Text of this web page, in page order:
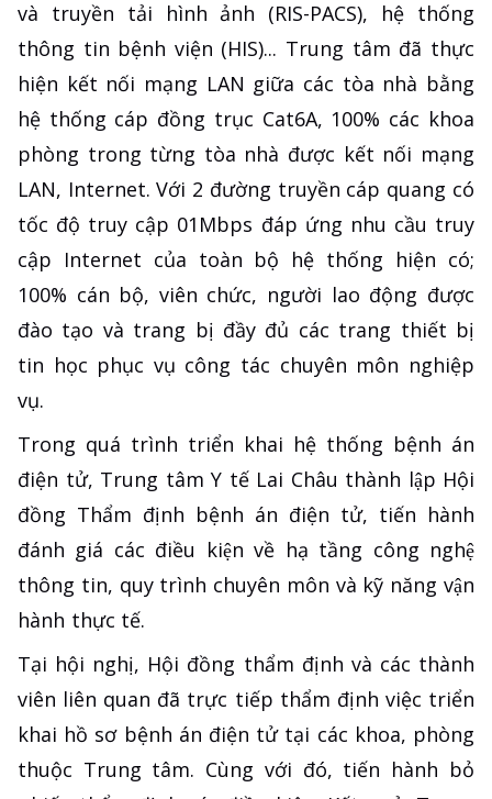
và truyền tải hình ảnh (RIS-PACS), hệ thống
thông tin bệnh viện (HIS)... Trung tâm đã thực
hiện kết nối mạng LAN giữa các tòa nhà bằng
hệ thống cáp đồng trục Cat6A, 100% các khoa
phòng trong từng tòa nhà được kết nối mạng
LAN, Internet. Với 2 đường truyền cáp quang có
tốc độ truy cập 01Mbps đáp ứng nhu cầu truy
cập Internet của toàn bộ hệ thống hiện có;
100% cán bộ, viên chức, người lao động được
đào tạo và trang bị đầy đủ các trang thiết bị
tin học phục vụ công tác chuyên môn nghiệp
vụ.
Trong quá trình triển khai hệ thống bệnh án
điện tử, Trung tâm Y tế Lai Châu thành lập Hội
đồng Thẩm định bệnh án điện tử, tiến hành
đánh giá các điều kiện về hạ tầng công nghệ
thông tin, quy trình chuyên môn và kỹ năng vận
hành thực tế.
Tại hội nghị, Hội đồng thẩm định và các thành
viên liên quan đã trực tiếp thẩm định việc triển
khai hồ sơ bệnh án điện tử tại các khoa, phòng
thuộc Trung tâm. Cùng với đó, tiến hành bỏ